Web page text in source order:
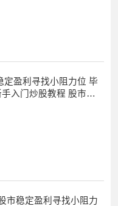
定盈利寻找小阻力位 毕
入门炒股教程 股市趋
资入门与实战技巧 学炒
市稳定盈利寻找小阻力